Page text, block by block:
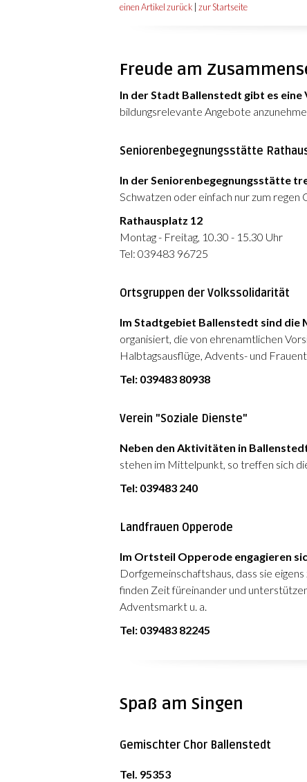
einen Artikel zurück |zur Startseite
Freude am
In der Stadt Ballenstedt gibt es
bildungsrelevante Angebote
Seniorenbegegnungsstätte
In der Seniorenbegegnungsstätte
Schwatzen oder einfach nur zum regen
Rathausplatz 12
Montag - Freitag, 10.30 - 15.30 Uhr
Tel: 039483 96725
Ortsgruppen der Volkssolidarität
Im Stadtgebiet Ballenstedt sind
organisiert, die von ehrenamtlichen
Halbtagsausflüge, Advents- und
Tel: 039483 80938
Verein "Soziale Dienste"
Neben den Aktivitäten in
stehen im Mittelpunkt, so treffen sich
Tel: 039483 240
Landfrauen Opperode
Im Ortsteil Opperode engagieren
Dorfgemeinschaftshaus, dass sie
finden Zeit füreinander und
Adventsmarkt u. a.
Tel: 039483 82245
Spaß am Singen
Gemischter Chor Ballenstedt
Tel. 95353